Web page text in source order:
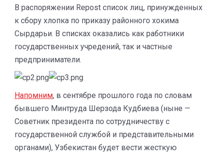
В распоряжении Repost список лиц, принужденных
к сбору хлопка по приказу районного хокима
Сырдарьи. В списках оказались как работники
государственных учредений, так и частные
предприниматели.
Напомним, в сентябре прошлого года по словам
бывшего Минтруда Шерзода Кудбиева (ныне —
Советник президента по сотрудничеству с
государственной службой и представительными
органами), Узбекистан будет вести жесткую